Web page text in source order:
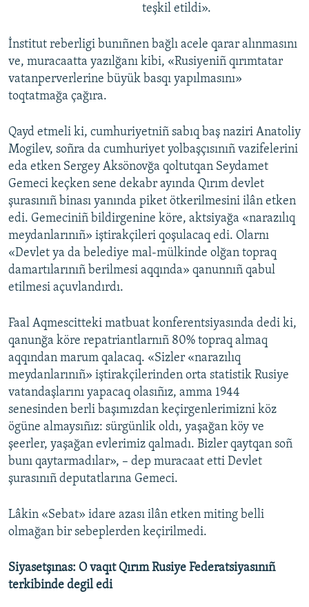
teşkil etildi».
İnstitut reberligi bunıñnen bağlı acele qarar alınmasını
ve, muracaatta yazılğanı kibi, «Rusiyeniñ qırımtatar
vatanperverlerine büyük basqı yapılmasını»
toqtatmağa çağıra.
Qayd etmeli ki, cumhuriyetniñ sabıq baş naziri Anatoliy
Mogilev, soñra da cumhuriyet yolbaşçısınıñ vazifelerini
eda etken Sergey Aksönovğa qoltutqan Seydamet
Gemeci keçken sene dekabr ayında Qırım devlet
şurasınıñ binası yanında piket ötkerilmesini ilân etken
edi. Gemeciniñ bildirgenine köre, aktsiyağa «narazılıq
meydanlarınıñ» iştirakçileri qoşulacaq edi. Olarnı
«Devlet ya da belediye mal-mülkinde olğan topraq
damartılarınıñ berilmesi aqqında» qanunnıñ qabul
etilmesi açuvlandırdı.
Faal Aqmescitteki matbuat konferentsiyasında dedi ki,
qanunğa köre repatriantlarnıñ 80% topraq almaq
aqqından marum qalacaq. «Sizler «narazılıq
meydanlarınıñ» iştirakçilerinden orta statistik Rusiye
vatandaşlarını yapacaq olasıñız, amma 1944
senesinden berli başımızdan keçirgenlerimizni köz
ögüne almaysıñız: sürgünlik oldı, yaşağan köy ve
şeerler, yaşağan evlerimiz qalmadı. Bizler qaytqan soñ
bunı qaytarmadılar», – dep muracaat etti Devlet
şurasınıñ deputatlarına Gemeci.
Lâkin «Sebat» idare azası ilân etken miting belli
olmağan bir sebeplerden keçirilmedi.
Siyasetşınas: O vaqıt Qırım Rusiye Federatsiyasınıñ
terkibinde degil edi